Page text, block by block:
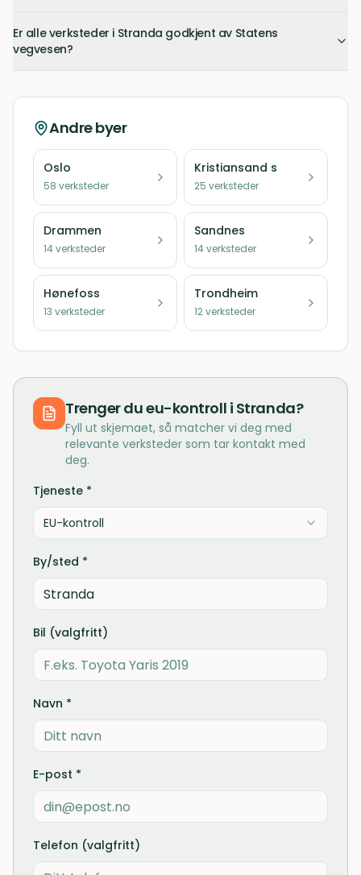
Er alle verksteder i Stranda godkjent av Statens
vegvesen?
Andre byer
Oslo
58 verksteder
Kristiansand s
25 verksteder
Drammen
14verksteder
Sandnes
14verksteder
Hønefoss
13 verksteder
Trondheim
12verksteder
Trenger dueu-kontroll i Stranda?
Fyll ut skjemaet, så matcher vi deg med
relevante verksteder som tar kontakt med
deg.
Tjeneste *
EU-kontroll
By/sted *
Bil (valgfritt)
Navn *
E-post *
Telefon (valgfritt)